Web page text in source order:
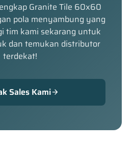
Granite Tile 60x60
pola menyambung yang
tim kami sekarang untuk
dan temukan distributor
terdekat!
Sales Kamiarrow_forward